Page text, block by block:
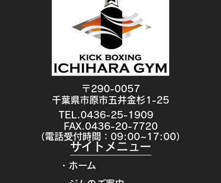
〒290-0057
千葉県市原市五井金杉1-25
TEL.0436-25-1909
FAX.0436-20-7720
（電話受付時間：09:00~17:00）
サイトメニュー
・ホーム